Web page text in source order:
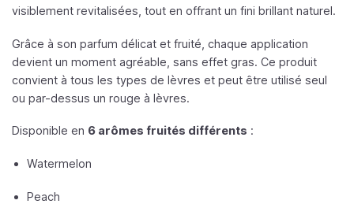
visiblement revitalisées, tout en offrant un fini brillant naturel.
Grâce à son parfum délicat et fruité, chaque application
devient un moment agréable, sans effet gras. Ce produit
convient à tous les types de lèvres et peut être utilisé seul
ou par-dessus un rouge à lèvres.
Disponible en 6 arômes fruités différents :
Watermelon
Peach